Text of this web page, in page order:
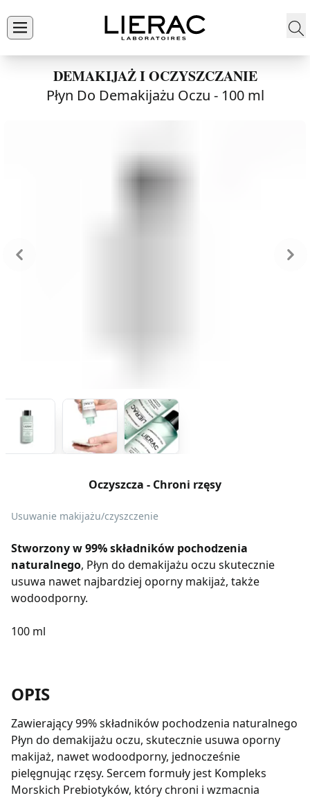
DEMAKIJAŻ I OCZYSZCZANIE
Płyn Do Demakijażu Oczu - 100 ml
Oczyszcza - Chroni rzęsy
Usuwanie makijażu/czyszczenie
Stworzony w 99% składników pochodzenia
naturalnego, Płyn do demakijażu oczu skutecznie
usuwa nawet najbardziej oporny makijaż, także
wodoodporny.
100 ml
OPIS
Zawierający 99% składników pochodzenia naturalnego
Płyn do demakijażu oczu, skutecznie usuwa oporny
makijaż, nawet wodoodporny, jednocześnie
pielęgnując rzęsy. Sercem formuły jest Kompleks
Morskich Prebiotyków, który chroni i wzmacnia